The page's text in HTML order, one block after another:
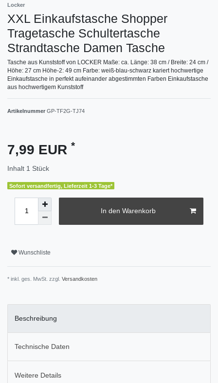
Locker
XXL Einkaufstasche Shopper
Tragetasche Schultertasche
Strandtasche Damen Tasche
Tasche aus Kunststoff von LOCKER Maße: ca. Länge: 38 cm / Breite: 24 cm /
Höhe: 27 cm Höhe-2: 49 cm Farbe: weiß-blau-schwarz kariert hochwertige
Einkaufstasche in perfekt aufeinander abgestimmten Farben Einkaufstasche
aus hochwertigem Kunststoff
Artikelnummer GP-TF2G-TJ74
7,99 EUR *
Inhalt 1 Stück
Sofort versandfertig, Lieferzeit 1-3 Tage*
In den Warenkorb
Wunschliste
* inkl. ges. MwSt. zzgl. Versandkosten
Beschreibung
Technische Daten
Weitere Details